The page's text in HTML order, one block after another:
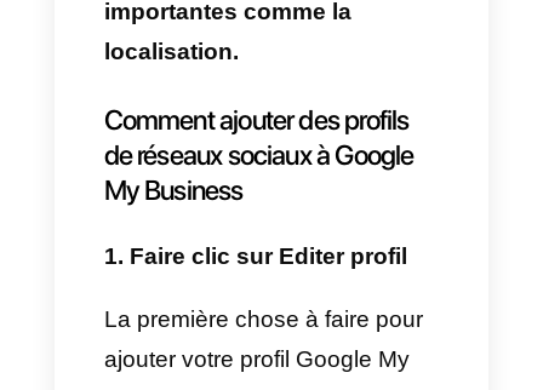
permet de lier votre business
avec tout son environnement,
cela veut dire qu’à travers les
différentes options d’information
qu’offre cette plateforme. Les
différents types de sections